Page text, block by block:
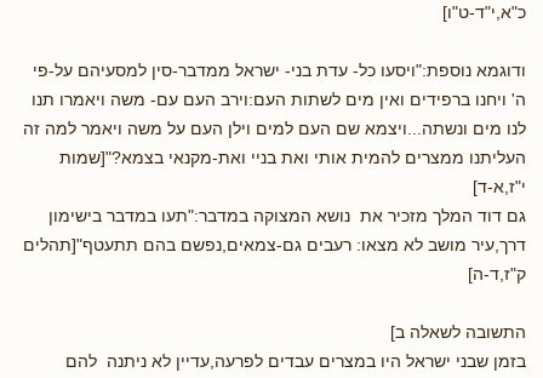
כ"א,י"ד-ט"ו]
ודוגמא נוספת:"ויסעו כל- עדת בני- ישראל ממדבר-סין למסעיהם על-פי
ה' ויחנו ברפידים ואין מים לשתות העם:וירב העם עם- משה ויאמרו תנו
לנו מים ונשתה...ויצמא שם העם למים וילן העם על משה ויאמר למה זה
העליתנו ממצרים להמית אותי ואת בניי ואת-מקנאי בצמא?"[שמות
י"ז,א-ד]
גם דוד המלך מזכיר את נושא המצוקה במדבר:"תעו במדבר בישימון
דרך,עיר מושב לא מצאו: רעבים גם-צמאים,נפשם בהם תתעטף"[תהלים
ק"ז,ד-ה]
התשובה לשאלה ב]
בזמן שבני ישראל היו במצרים עבדים לפרעה,עדיין לא ניתנה להם